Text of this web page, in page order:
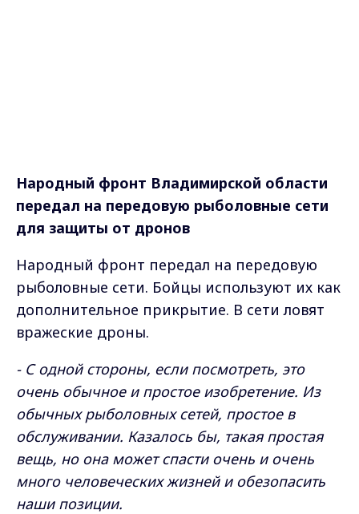
Народный фронт Владимирской области
передал на передовую рыболовные сети
для защиты от дронов
Народный фронт передал на передовую
рыболовные сети. Бойцы используют их как
дополнительное прикрытие. В сети ловят
вражеские дроны.
- С одной стороны, если посмотреть, это
очень обычное и простое изобретение. Из
обычных рыболовных сетей, простое в
обслуживании. Казалось бы, такая простая
вещь, но она может спасти очень и очень
много человеческих жизней и обезопасить
наши позиции.